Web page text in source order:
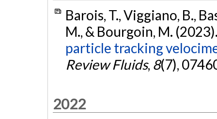
Barois, T., Viggiano, B.,
M., & Bourgoin, M.
particle tracking
Review Fluids, 8(7),
2022